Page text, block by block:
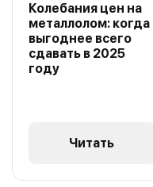
Колебания цен на
металлолом: когда
выгоднее всего
сдавать в 2025
году
Читать